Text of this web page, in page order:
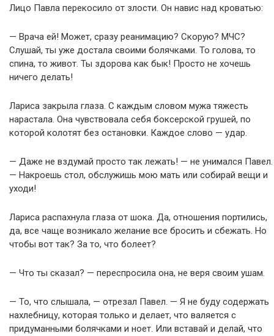
Лицо Павла перекосило от злости. Он навис над кроватью:
— Врача ей! Может, сразу реанимацию? Скорую? МЧС?
Слушай, ты уже достала своими болячками. То голова, то
спина, то живот. Ты здорова как бык! Просто не хочешь
ничего делать!
Лариса закрыла глаза. С каждым словом мужа тяжесть
нарастала. Она чувствовала себя боксерской грушей, по
которой колотят без остановки. Каждое слово — удар.
— Даже не вздумай просто так лежать! — не унимался Павел.
— Накроешь стол, обслужишь мою мать или собирай вещи и
уходи!
Лариса распахнула глаза от шока. Да, отношения портились,
да, все чаще возникало желание все бросить и сбежать. Но
чтобы вот так? За то, что болеет?
— Что ты сказал? — переспросила она, не веря своим ушам.
— То, что слышала, — отрезал Павел. — Я не буду содержать
нахлебницу, которая только и делает, что валяется с
придуманными болячками и ноет. Или вставай и делай, что